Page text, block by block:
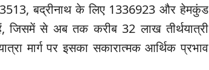
बद्रीनाथ के लिए 1336923 और हेमकुंड
से अब तक करीब 32 लाख तीर्थयात्री
मार्ग पर इसका सकारात्मक आर्थिक प्रभाव